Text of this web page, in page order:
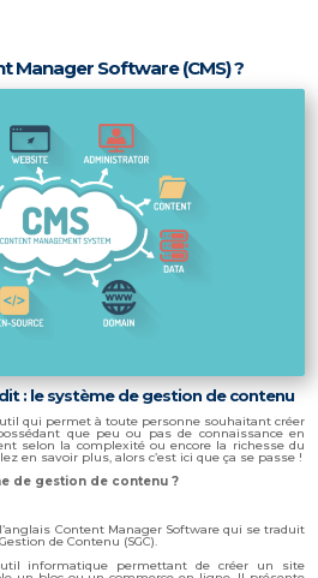
Manager Software (CMS) ?
: le système de gestion de contenu
qui permet à toute personne souhaitant créer
que peu ou pas de connaissance en
selon la complexité ou encore la richesse du
en savoir plus, alors c’est ici que ça se passe !
de gestion de contenu ?
Content Manager Software qui se traduit
de Contenu (SGC).
informatique permettant de créer un site